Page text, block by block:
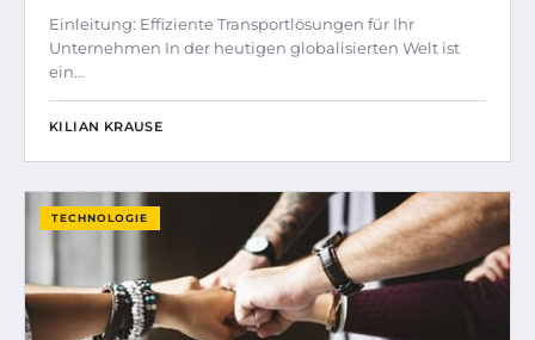
Einleitung: Effiziente Transportlösungen für Ihr
Unternehmen In der heutigen globalisierten Welt ist
ein…
KILIAN KRAUSE
TECHNOLOGIE